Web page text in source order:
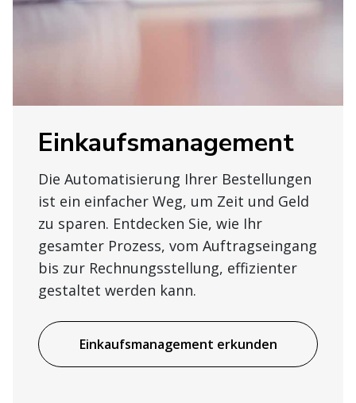
Einkaufsmanagement
Die Automatisierung Ihrer Bestellungen
ist ein einfacher Weg, um Zeit und Geld
zu sparen. Entdecken Sie, wie Ihr
gesamter Prozess, vom Auftragseingang
bis zur Rechnungsstellung, effizienter
gestaltet werden kann.
Einkaufsmanagement erkunden